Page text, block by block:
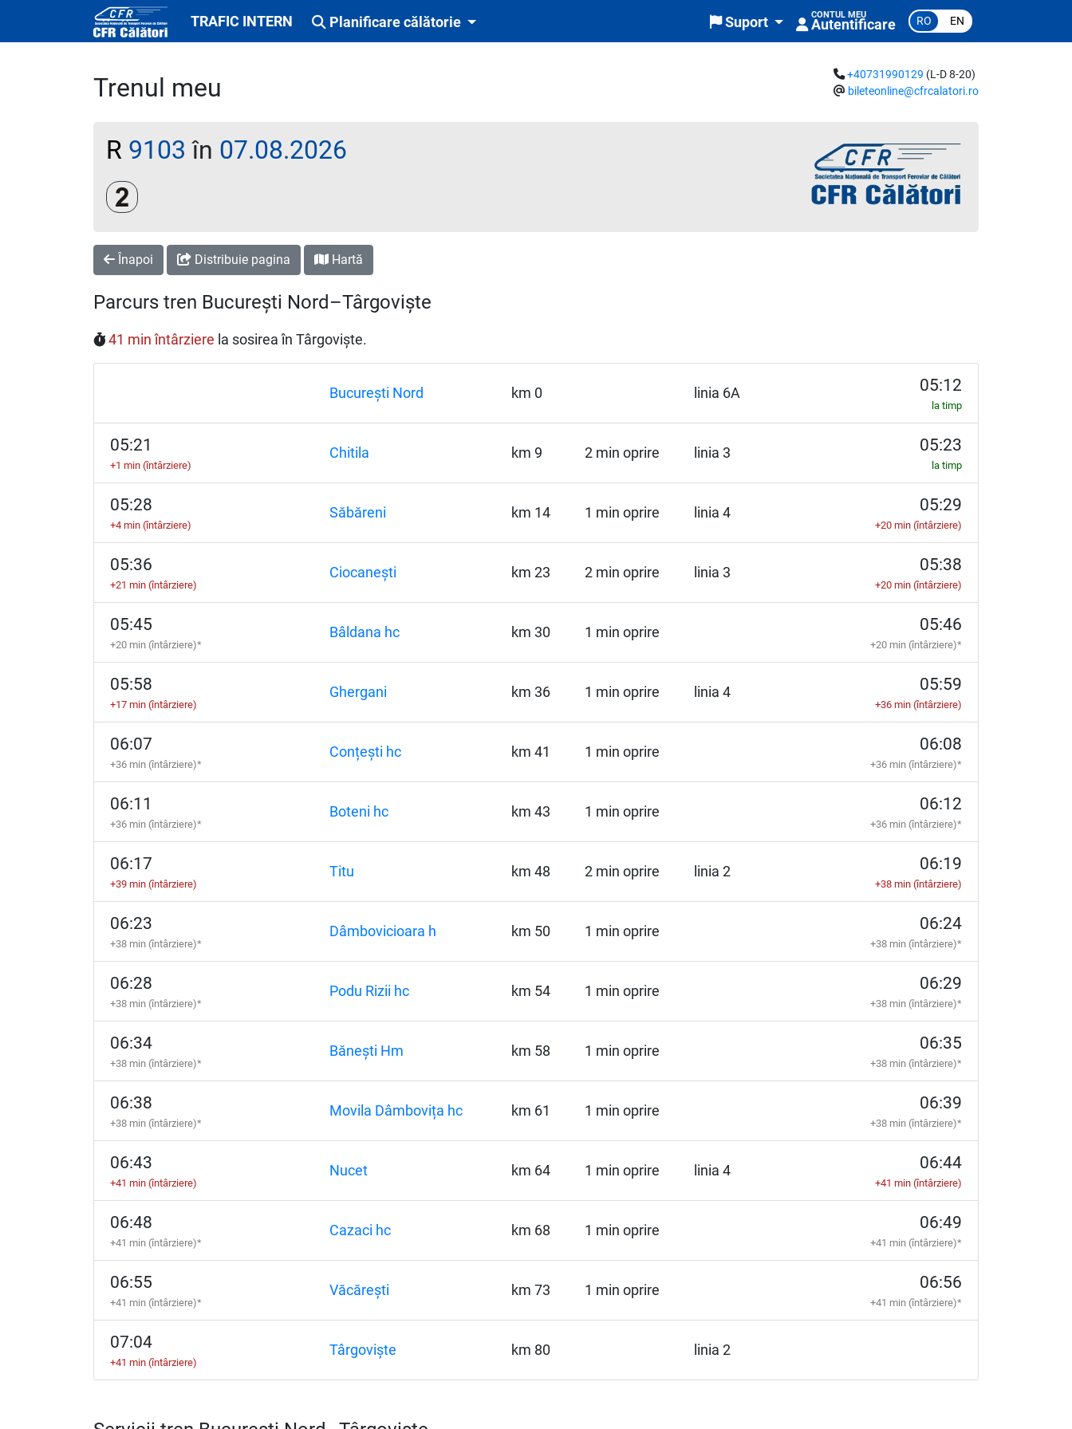
TRAFIC INTERN Planificare călătorie Suport CONTUL MEU
Autentificare RO EN
Trenul meu +40731990129 (L-D 8-20)
bileteonline@cfrcalatori.ro
R 9103 în 07.08.2026
Clasa a 2-a
Înapoi Distribuie pagina Hartă
Parcurs tren București Nord–Târgoviște
41 min întârziere la sosirea în Târgoviște.
București Nord km 0 linia 6A 05:12
la timp
05:21
+1 min (întârziere)
Chitila km 9 2 min oprire linia 3 05:23
la timp
05:28
+4 min (întârziere)
Săbăreni km 14 1 min oprire linia 4 05:29
+20 min (întârziere)
05:36
+21 min (întârziere)
Ciocanești km 23 2 min oprire linia 3 05:38
+20 min (întârziere)
05:45
+20 min (întârziere)*
Bâldana hc km 30 1 min oprire 05:46
+20 min (întârziere)*
05:58
+17 min (întârziere)
Ghergani km 36 1 min oprire linia 4 05:59
+36 min (întârziere)
06:07
+36 min (întârziere)*
Conțești hc km 41 1 min oprire 06:08
+36 min (întârziere)*
06:11
+36 min (întârziere)*
Boteni hc km 43 1 min oprire 06:12
+36 min (întârziere)*
06:17
+39 min (întârziere)
Titu km 48 2 min oprire linia 2 06:19
+38 min (întârziere)
06:23
+38 min (întârziere)*
Dâmbovicioara h km 50 1 min oprire 06:24
+38 min (întârziere)*
06:28
+38 min (întârziere)*
Podu Rizii hc km 54 1 min oprire 06:29
+38 min (întârziere)*
06:34
+38 min (întârziere)*
Bănești Hm km 58 1 min oprire 06:35
+38 min (întârziere)*
06:38
+38 min (întârziere)*
Movila Dâmbovița hc km 61 1 min oprire 06:39
+38 min (întârziere)*
06:43
+41 min (întârziere)
Nucet km 64 1 min oprire linia 4 06:44
+41 min (întârziere)
06:48
+41 min (întârziere)*
Cazaci hc km 68 1 min oprire 06:49
+41 min (întârziere)*
06:55
+41 min (întârziere)*
Văcărești km 73 1 min oprire 06:56
+41 min (întârziere)*
07:04
+41 min (întârziere)
Târgoviște km 80 linia 2